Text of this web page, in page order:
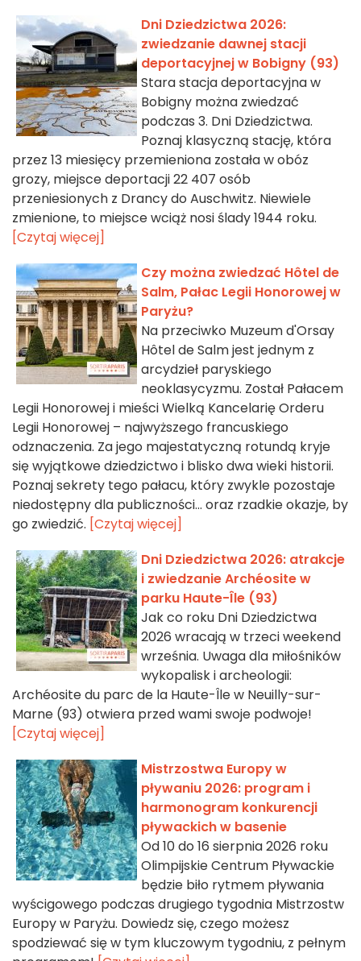
Dni Dziedzictwa 2026:
zwiedzanie dawnej stacji
deportacyjnej w Bobigny (93)
Stara stacja deportacyjna w
Bobigny można zwiedzać
podczas 3. Dni Dziedzictwa.
Poznaj klasyczną stację, która
przez 13 miesięcy przemieniona została w obóz
grozy, miejsce deportacji 22 407 osób
przeniesionych z Drancy do Auschwitz. Niewiele
zmienione, to miejsce wciąż nosi ślady 1944 roku.
[Czytaj więcej]
Czy można zwiedzać Hôtel de
Salm, Pałac Legii Honorowej w
Paryżu?
Na przeciwko Muzeum d'Orsay
Hôtel de Salm jest jednym z
arcydzieł paryskiego
neoklasycyzmu. Został Pałacem
Legii Honorowej i mieści Wielką Kancelarię Orderu
Legii Honorowej – najwyższego francuskiego
odznaczenia. Za jego majestatyczną rotundą kryje
się wyjątkowe dziedzictwo i blisko dwa wieki historii.
Poznaj sekrety tego pałacu, który zwykle pozostaje
niedostępny dla publiczności… oraz rzadkie okazje, by
go zwiedzić. [Czytaj więcej]
Dni Dziedzictwa 2026: atrakcje
i zwiedzanie Archéosite w
parku Haute-Île (93)
Jak co roku Dni Dziedzictwa
2026 wracają w trzeci weekend
września. Uwaga dla miłośników
wykopalisk i archeologii:
Archéosite du parc de la Haute-Île w Neuilly-sur-
Marne (93) otwiera przed wami swoje podwoje!
[Czytaj więcej]
Mistrzostwa Europy w
pływaniu 2026: program i
harmonogram konkurencji
pływackich w basenie
Od 10 do 16 sierpnia 2026 roku
Olimpijskie Centrum Pływackie
będzie biło rytmem pływania
wyścigowego podczas drugiego tygodnia Mistrzostw
Europy w Paryżu. Dowiedz się, czego możesz
spodziewać się w tym kluczowym tygodniu, z pełnym